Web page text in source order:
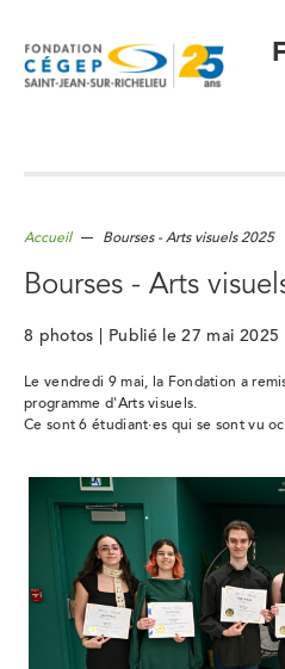
principal
Accueil Bourses - Arts visuels 2025
Bourses - Arts
8 photos | Publié le 27 mai 2025
Le vendredi 9 mai, la Fondation a
programme d'Arts visuels.
Ce sont 6 étudiant·es qui se sont vu